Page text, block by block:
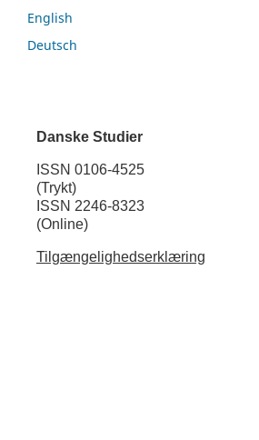
English
Deutsch
Danske Studier
ISSN 0106-4525
(Trykt)
ISSN 2246-8323
(Online)
Tilgængelighedserklæring